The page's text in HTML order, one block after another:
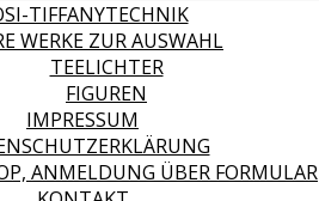
TIFFANYTECHNIK
WERKE ZUR AUSWAHL
TEELICHTER
FIGUREN
IMPRESSUM
ANMELDUNG ÜBER FORMULAR